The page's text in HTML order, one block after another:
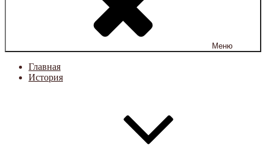
Меню
Главная
История